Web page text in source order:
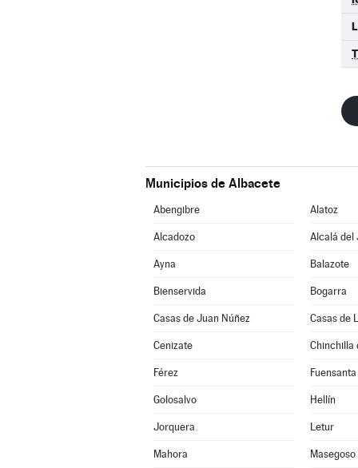
Municipios de Albacete
Abengibre Alatoz
Alcadozo Alcalá del
Ayna Balazote
Bienservida Bogarra
Casas de Juan Núñez Casas de
Cenizate Chinchilla
Férez Fuensanta
Golosalvo Hellín
Jorquera Letur
Mahora Masegoso